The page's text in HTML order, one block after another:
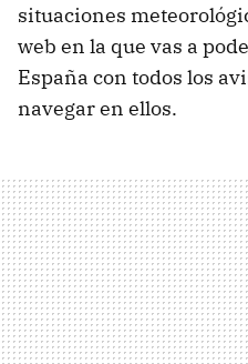
situaciones
web en la que vas a
España con todos los
navegar en ellos.